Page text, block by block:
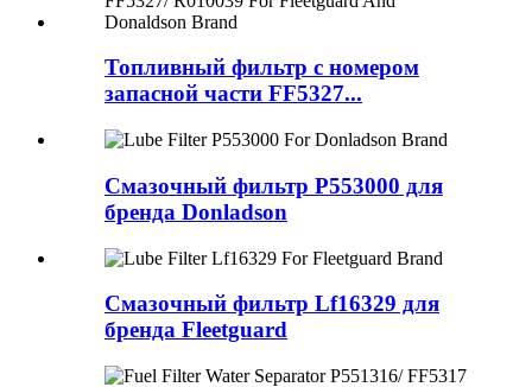
Топливный фильтр с номером
запасной части FF5327...
Смазочный фильтр P553000 для
бренда Donladson
Смазочный фильтр Lf16329 для
бренда Fleetguard